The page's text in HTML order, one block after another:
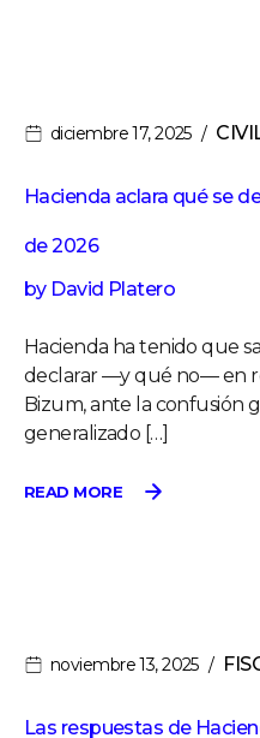
diciembre 17, 2025
Hacienda aclara qué se
de 2026
by David Platero
Hacienda ha tenido que
declarar —y qué no— en
Bizum, ante la confusión
generalizado […]
READ MORE
noviembre 13, 2025
Las respuestas de